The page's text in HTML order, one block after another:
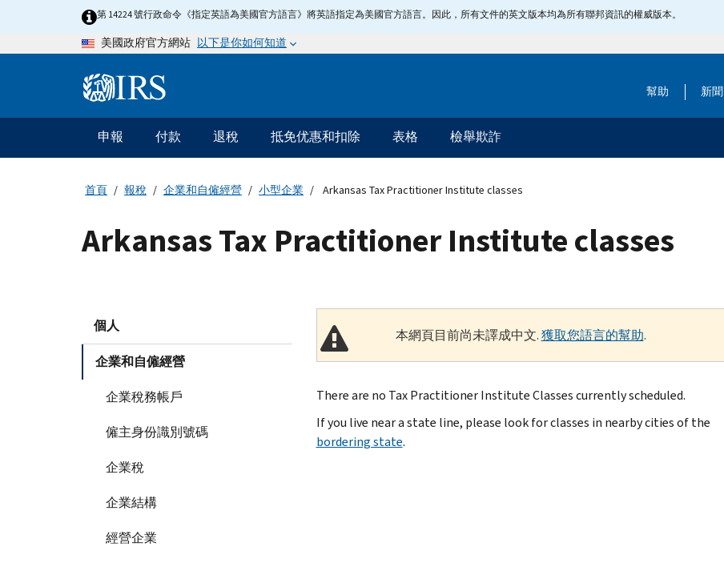
第 14224 號行政命令《指定英語為美國官方語言》將英語指定為美國官方語言。因此，所有文件的英文版本均為所有聯邦資訊的權威版本。
美國政府官方網站 以下是你如何知道
Information 幫助 新聞
主
要
導
申報 付款 退稅 抵免优惠和扣除 表格 檢舉欺詐
首頁 報稅 企業和自僱經營 小型企業 Arkansas Tax Practitioner Institute classes
Arkansas Tax Practitioner Institute classes
個人
企業和自僱經營
企業稅務帳戶
僱主身份識別號碼
企業稅
企業結構
經營企業
本網頁目前尚未譯成中文.獲取您語言的幫助.
There are no Tax Practitioner Institute Classes currently scheduled.
If you live near a state line, please look for classes in nearby cities of the
bordering state.